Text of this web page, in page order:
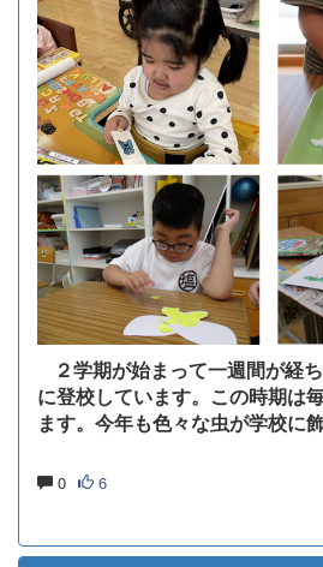
２学期が始まって一週間が経
に登校しています。この時期は
ます。今年も色々な虫が学校に
0 6